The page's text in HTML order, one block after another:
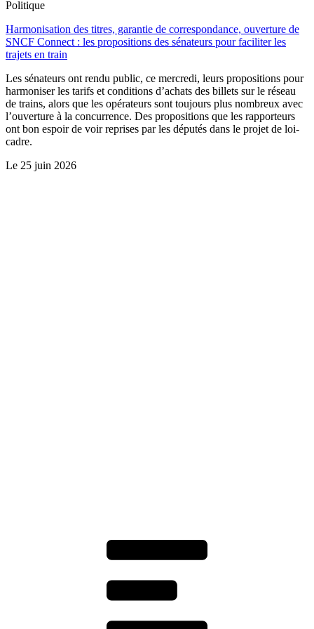
Politique
Harmonisation des titres, garantie de correspondance, ouverture de
SNCF Connect : les propositions des sénateurs pour faciliter les
trajets en train
Les sénateurs ont rendu public, ce mercredi, leurs propositions pour
harmoniser les tarifs et conditions d’achats des billets sur le réseau
de trains, alors que les opérateurs sont toujours plus nombreux avec
l’ouverture à la concurrence. Des propositions que les rapporteurs
ont bon espoir de voir reprises par les députés dans le projet de loi-
cadre.
Le 25 juin 2026